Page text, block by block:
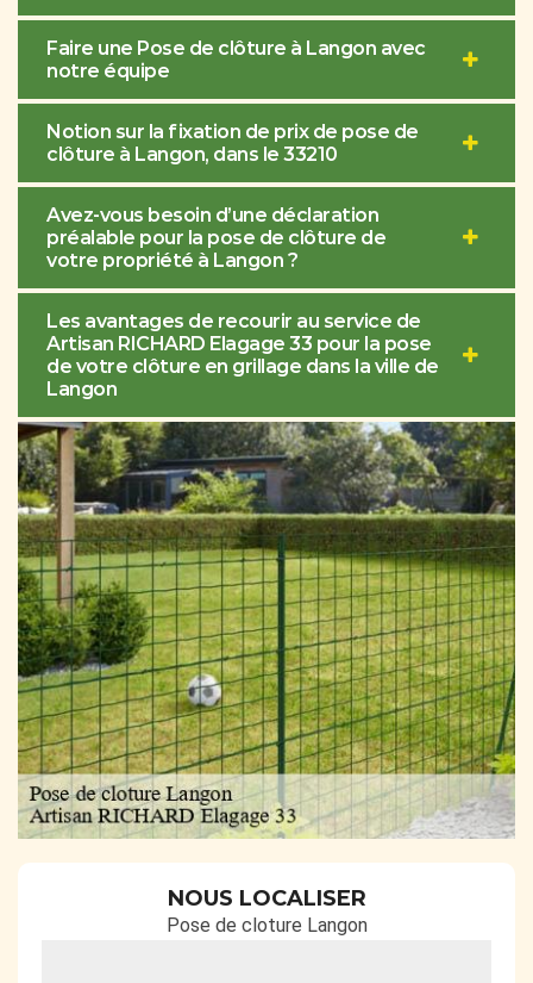
Faire une Pose de clôture à Langon avec
notre équipe
Notion sur la fixation de prix de pose de
clôture à Langon, dans le 33210
Avez-vous besoin d’une déclaration
préalable pour la pose de clôture de
votre propriété à Langon ?
Les avantages de recourir au service de
Artisan RICHARD Elagage 33 pour la pose
de votre clôture en grillage dans la ville de
Langon
NOUS LOCALISER
Pose de cloture Langon